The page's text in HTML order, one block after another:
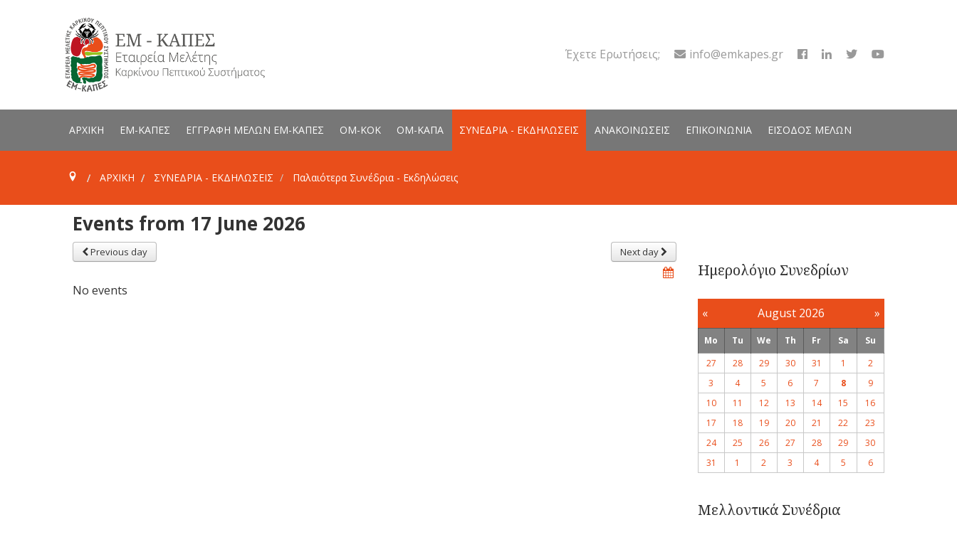
Έχετε Ερωτήσεις; info@emkapes.gr
ΑΡΧΙΚΗ ΕΜ-ΚΑΠΕΣ ΕΓΓΡΑΦΗ ΜΕΛΩΝ ΕΜ-ΚΑΠΕΣ ΟΜ-ΚΟΚ ΟΜ-ΚΑΠΑ ΣΥΝΕΔΡΙΑ - ΕΚΔΗΛΩΣΕΙΣ ΑΝΑΚΟΙΝΩΣΕΙΣ ΕΠΙΚΟΙΝΩΝΙΑ ΕΙΣΟΔΟΣ ΜΕΛΩΝ
ΑΡΧΙΚΗ ΣΥΝΕΔΡΙΑ - ΕΚΔΗΛΩΣΕΙΣ Παλαιότερα Συνέδρια - Εκδηλώσεις
Events from 17 June 2026
Previous day Next day
No events
Ημερολόγιο Συνεδρίων
« August 2026 »
Mo Tu We Th Fr Sa
Su
27
28 29 30 31 1
2
3
4 5 6 7 8
9
10
11 12 13 14 15
16
17
18 19 20 21 22
23
24
25 26 27 28 29
30
31
1 2 3 4 5 6
Μελλοντικά Συνέδρια